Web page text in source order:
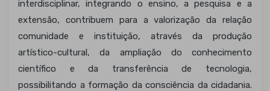
interdisciplinar, integrando o ensino, a pesquisa e a
extensão, contribuem para a valorização da relação
comunidade e instituição, através da produção
artístico-cultural, da ampliação do conhecimento
científico e da transferência de tecnologia,
possibilitando a formação da consciência da cidadania.